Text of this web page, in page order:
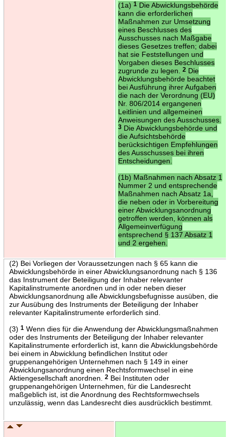
(1a) 1Die Abwicklungsbehörde
kann die erforderlichen
Maßnahmen zur Umsetzung
eines Beschlusses des
Ausschusses nach Maßgabe
dieses Gesetzes treffen; dabei
hat sie Feststellungen und
Vorgaben dieses Beschlusses
zugrunde zu legen.
2Die
Abwicklungsbehörde beachtet
bei Ausführung ihrer Aufgaben
die nach der Verordnung (EU)
Nr. 806/2014 ergangenen
Leitlinien und allgemeinen
Anweisungen des Ausschusses.
3Die Abwicklungsbehörde und
die Aufsichtsbehörde
berücksichtigen Empfehlungen
des Ausschusses bei ihren
Entscheidungen.
(1b) Maßnahmen nach Absatz 1
Nummer 2 und entsprechende
Maßnahmen nach Absatz 1a,
die neben oder in Vorbereitung
einer Abwicklungsanordnung
getroffen werden, können als
Allgemeinverfügung
entsprechend § 137 Absatz 1
und 2 ergehen.
(2) Bei Vorliegen der Voraussetzungen nach § 65 kann die
Abwicklungsbehörde in einer Abwicklungsanordnung nach § 136
das Instrument der Beteiligung der Inhaber relevanter
Kapitalinstrumente anordnen und in oder neben dieser
Abwicklungsanordnung alle Abwicklungsbefugnisse ausüben, die
zur Ausübung des Instruments der Beteiligung der Inhaber
relevanter Kapitalinstrumente erforderlich sind.
(3) 1Wenn dies für die Anwendung der Abwicklungsmaßnahmen
oder des Instruments der Beteiligung der Inhaber relevanter
Kapitalinstrumente erforderlich ist, kann die Abwicklungsbehörde
bei einem in Abwicklung befindlichen Institut oder
gruppenangehörigen Unternehmen nach § 149 in einer
Abwicklungsanordnung einen Rechtsformwechsel in eine
Aktiengesellschaft anordnen.
2Bei Instituten oder
gruppenangehörigen Unternehmen, für die Landesrecht
maßgeblich ist, ist die Anordnung des Rechtsformwechsels
unzulässig, wenn das Landesrecht dies ausdrücklich bestimmt.